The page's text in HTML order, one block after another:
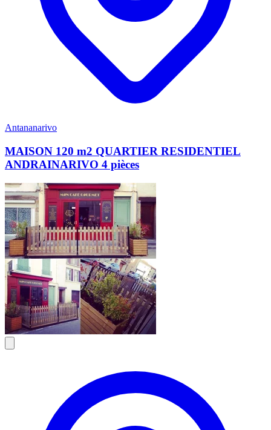
Antananarivo
MAISON 120 m2 QUARTIER RESIDENTIEL
ANDRAINARIVO 4 pièces